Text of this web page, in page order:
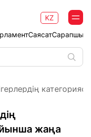
Саясат
KZ
жаңа